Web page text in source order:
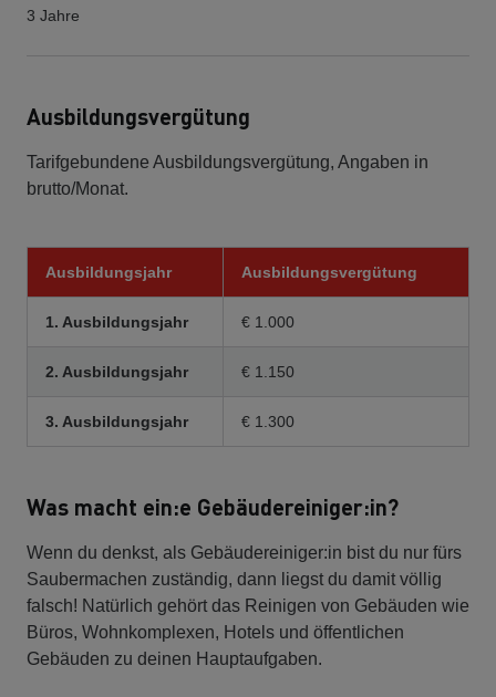
3 Jahre
Ausbildungsvergütung
Tarifgebundene Ausbildungsvergütung, Angaben in
brutto/Monat.
Ausbildungsjahr Ausbildungsvergütung
1. Ausbildungsjahr € 1.000
2. Ausbildungsjahr € 1.150
3. Ausbildungsjahr € 1.300
Was macht ein:e Gebäudereiniger:in?
Wenn du denkst, als Gebäudereiniger:in bist du nur fürs
Saubermachen zuständig, dann liegst du damit völlig
falsch! Natürlich gehört das Reinigen von Gebäuden wie
Büros, Wohnkomplexen, Hotels und öffentlichen
Gebäuden zu deinen Hauptaufgaben.